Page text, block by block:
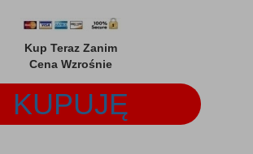
Kup Teraz Zanim
Cena Wzrośnie
KUPUJĘ